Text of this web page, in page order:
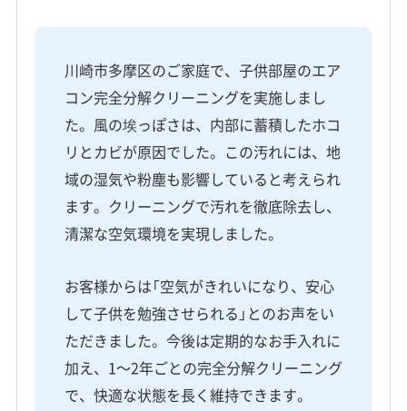
川崎市多摩区のご家庭で、子供部屋のエア
コン完全分解クリーニングを実施しまし
た。風の埃っぽさは、内部に蓄積したホコ
リとカビが原因でした。この汚れには、地
域の湿気や粉塵も影響していると考えられ
ます。クリーニングで汚れを徹底除去し、
清潔な空気環境を実現しました。
お客様からは「空気がきれいになり、安心
して子供を勉強させられる」とのお声をい
ただきました。今後は定期的なお手入れに
加え、1〜2年ごとの完全分解クリーニング
で、快適な状態を長く維持できます。